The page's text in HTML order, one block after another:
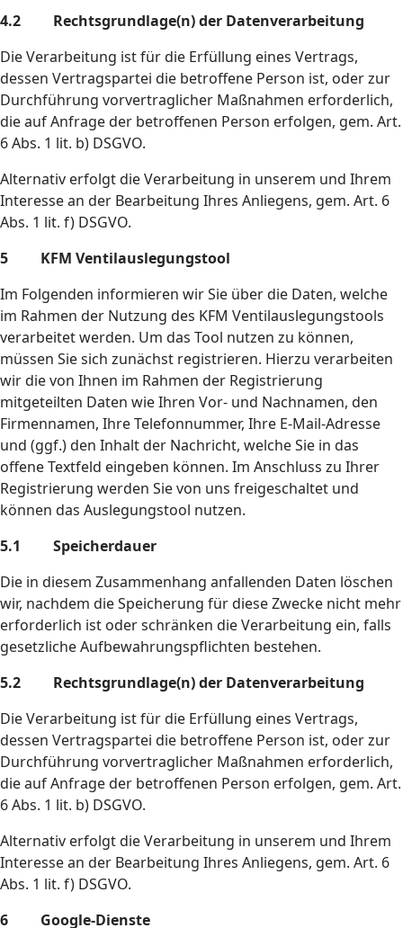
4.2 Rechtsgrundlage(n) der Datenverarbeitung
Die Verarbeitung ist für die Erfüllung eines Vertrags,
dessen Vertragspartei die betroffene Person ist, oder zur
Durchführung vorvertraglicher Maßnahmen erforderlich,
die auf Anfrage der betroffenen Person erfolgen, gem. Art.
6 Abs. 1 lit. b) DSGVO.
Alternativ erfolgt die Verarbeitung in unserem und Ihrem
Interesse an der Bearbeitung Ihres Anliegens, gem. Art. 6
Abs. 1 lit. f) DSGVO.
5 KFM Ventilauslegungstool
Im Folgenden informieren wir Sie über die Daten, welche
im Rahmen der Nutzung des KFM Ventilauslegungstools
verarbeitet werden. Um das Tool nutzen zu können,
müssen Sie sich zunächst registrieren. Hierzu verarbeiten
wir die von Ihnen im Rahmen der Registrierung
mitgeteilten Daten wie Ihren Vor- und Nachnamen, den
Firmennamen, Ihre Telefonnummer, Ihre E-Mail-Adresse
und (ggf.) den Inhalt der Nachricht, welche Sie in das
offene Textfeld eingeben können. Im Anschluss zu Ihrer
Registrierung werden Sie von uns freigeschaltet und
können das Auslegungstool nutzen.
5.1 Speicherdauer
Die in diesem Zusammenhang anfallenden Daten löschen
wir, nachdem die Speicherung für diese Zwecke nicht mehr
erforderlich ist oder schränken die Verarbeitung ein, falls
gesetzliche Aufbewahrungspflichten bestehen.
5.2 Rechtsgrundlage(n) der Datenverarbeitung
Die Verarbeitung ist für die Erfüllung eines Vertrags,
dessen Vertragspartei die betroffene Person ist, oder zur
Durchführung vorvertraglicher Maßnahmen erforderlich,
die auf Anfrage der betroffenen Person erfolgen, gem. Art.
6 Abs. 1 lit. b) DSGVO.
Alternativ erfolgt die Verarbeitung in unserem und Ihrem
Interesse an der Bearbeitung Ihres Anliegens, gem. Art. 6
Abs. 1 lit. f) DSGVO.
6 Google-Dienste